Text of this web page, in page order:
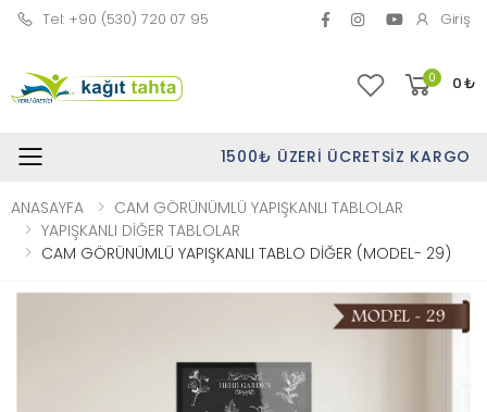
Tel: +90 (530) 720 07 95 Giriş
0 0₺
Toggle mobile menu1500₺ ÜZERI ÜCRETSIZ KARGO
ANASAYFA
CAM GÖRÜNÜMLÜ YAPIŞKANLI TABLOLAR
YAPIŞKANLI DİĞER TABLOLAR
CAM GÖRÜNÜMLÜ YAPIŞKANLI TABLO DİĞER (MODEL- 29)